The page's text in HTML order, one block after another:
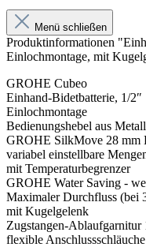
Menü schließen
Produktinformationen
Einlochmontage, mit
GROHE Cubeo
Einhand-Bidetbatterie, 1/2″
Einlochmontage
Bedienungshebel aus Metall
GROHE SilkMove 28 mm
variabel einstellbare
mit Temperaturbegrenzer
GROHE Water Saving -
Maximaler Durchfluss (bei
mit Kugelgelenk
Zugstangen-Ablaufgarnitur
flexible Anschlussschläuche